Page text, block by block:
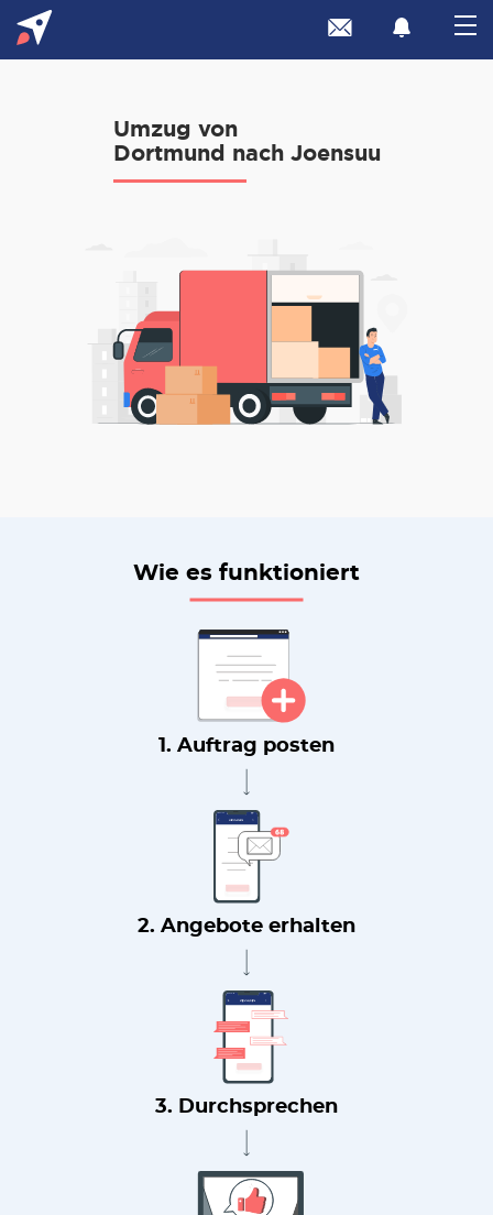
Umzug von
Dortmund nach Joensuu
Wie es funktioniert
1. Auftrag posten
2. Angebote erhalten
3. Durchsprechen